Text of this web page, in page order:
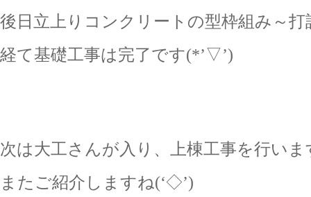
後日立上りコンクリートの型枠組み～
経て基礎工事は完了です(*’▽’)
次は大工さんが入り、上棟工事を行いま
またご紹介しますね(‘◇’)ゞ